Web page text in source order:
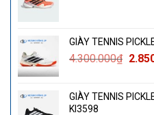
GIÀY TENNIS
4.300.000₫ Giá
GIÀY TENNIS
KI3598